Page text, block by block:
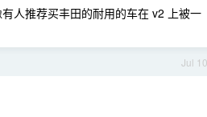
人推荐买丰田的耐用的车在 v2 上被一
Jul 10